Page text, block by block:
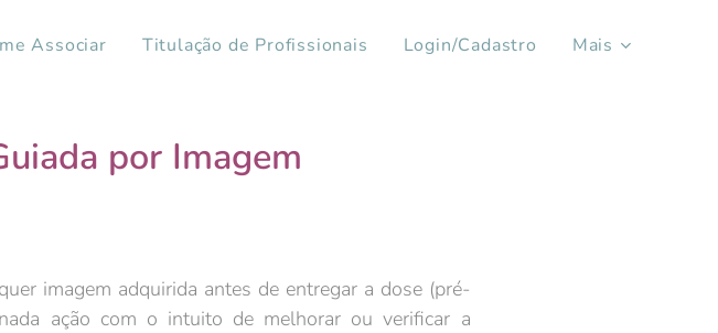
Associar Titulação de Profissionais Login/Cadastro Mais
por Imagem
imagem adquirida antes de entregar a dose (pré-
ação com o intuito de melhorar ou verificar a